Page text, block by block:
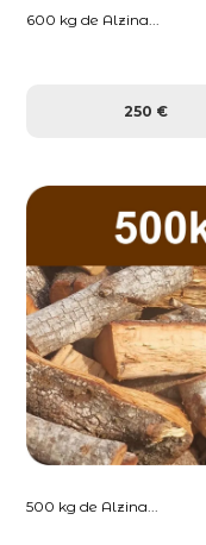
600 kg de Alzina...
250 €
500 kg de Alzina...